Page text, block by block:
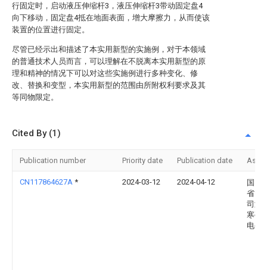
行固定时，启动液压伸缩杆3，液压伸缩杆3带动固定盘4
向下移动，固定盘4抵在地面表面，增大摩擦力，从而使该
装置的位置进行固定。
尽管已经示出和描述了本实用新型的实施例，对于本领域
的普通技术人员而言，可以理解在不脱离本实用新型的原
理和精神的情况下可以对这些实施例进行多种变化、修
改、替换和变型，本实用新型的范围由所附权利要求及其
等同物限定。
Cited By (1)
Publication number Priority date Publication date
CN117864627A * 2024-03-12 2024-04-12
国网
省电
司潍
寒亭
电公